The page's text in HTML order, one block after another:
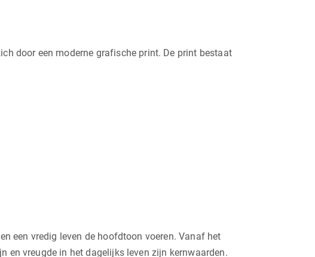
door een moderne grafische print. De print bestaat
een vredig leven de hoofdtoon voeren. Vanaf het
en vreugde in het dagelijks leven zijn kernwaarden.